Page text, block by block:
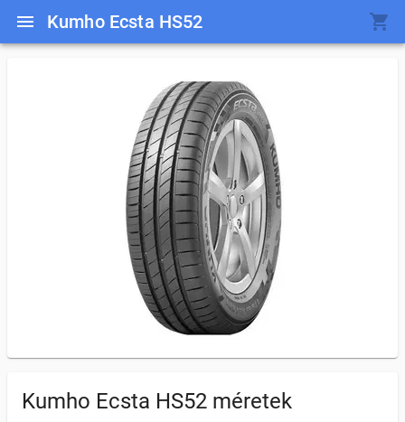
Kumho Ecsta HS52
Kumho Ecsta HS52 méretek